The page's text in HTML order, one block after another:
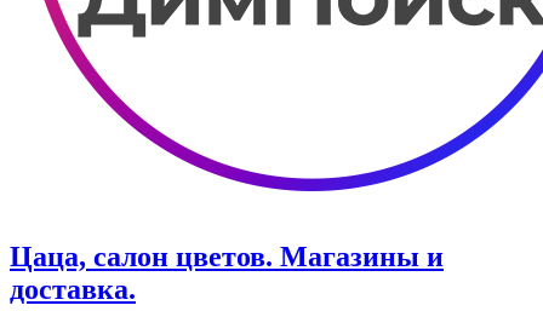
Цаца, салон цветов. Магазины и
доставка.